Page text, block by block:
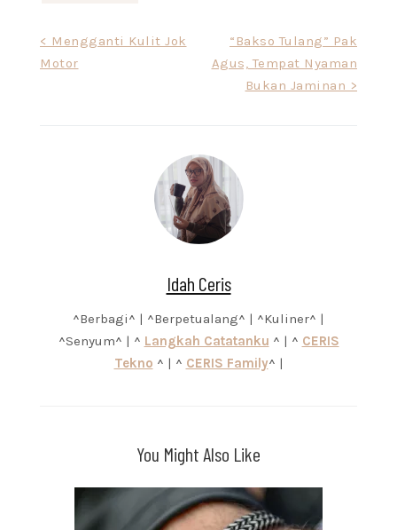
navigation
< Mengganti Kulit Jok
Motor
“Bakso Tulang” Pak
Agus, Tempat Nyaman
Bukan Jaminan >
Idah Ceris
^Berbagi^ | ^Berpetualang^ | ^Kuliner^ |
^Senyum^ | ^ Langkah Catatanku ^ | ^ CERIS
Tekno ^ | ^ CERIS Family^ |
You Might Also Like